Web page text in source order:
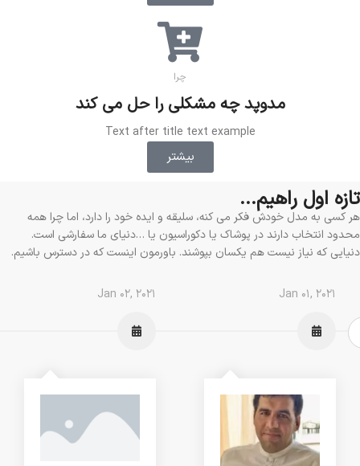
چرا
مدوپد چه مشکلی را حل می کند
Text after title text example
بیشتر
تازه اول راهیم...
هر کسی به مدل خودش فکر می کنه، سلیقه و ایده خود را دارد، اما چرا همه
محدود انتخاب دارند در پوشاک یا دکوراسیون یا …دنیای ما سفارشی است.
دنیایی که نیاز نیست هم یکسان بپوشند. باورمون اینست که در دسترس باشیم.
Jan 01, 2021
Jan 02, 2021